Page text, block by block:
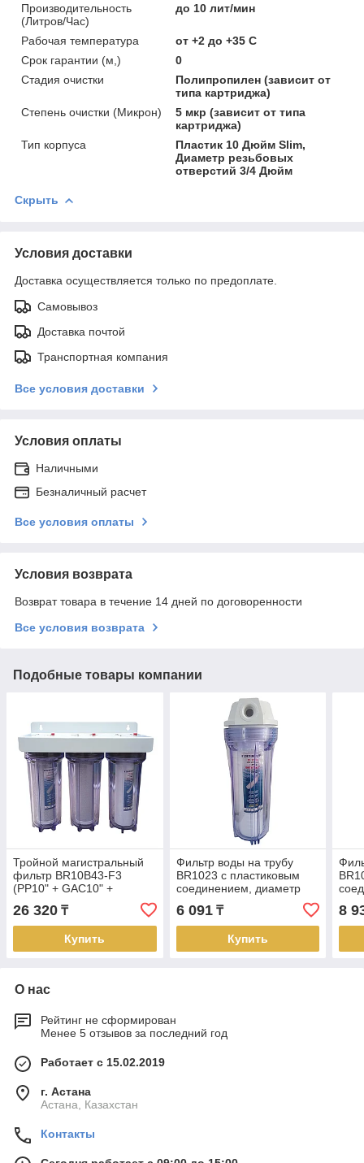
Производительность
(Литров/Час)
до 10 лит/мин
Рабочая температура
от +2 до +35 С
Срок гарантии (м,)
0
Стадия очистки
Полипропилен (зависит от
типа картриджа)
Степень очистки (Микрон)
5 мкр (зависит от типа
картриджа)
Тип корпуса
Пластик 10 Дюйм Slim,
Диаметр резьбовых
отверстий 3/4 Дюйм
Скрыть
Условия доставки
Доставка осуществляется только по предоплате.
Самовывоз
Доставка почтой
Транспортная компания
Все условия доставки
Условия оплаты
Наличными
Безналичный расчет
Все условия оплаты
Условия возврата
Возврат товара в течение 14 дней по договоренности
Все условия возврата
Подобные товары компании
Тройной магистральный
фильтр BR10B43-F3
(PP10" + GAC10" +
CTO10" Slim Line, ключ,
метал. резьба 1/2" )
26 320 ₸
Купить
Фильтр воды на трубу
BR1023 с пластиковым
соединением, диаметр
резьбы 15мм
6 091₸
Купить
8
О нас
Рейтинг не сформирован
Менее 5 отзывов за последний год
Работает с 15.02.2019
г. Астана
Астана, Казахстан
Контакты